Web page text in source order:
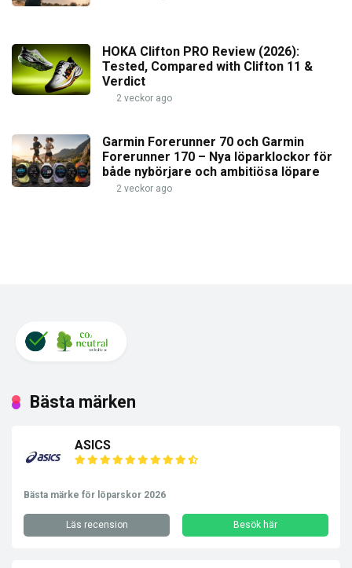
HOKA Clifton PRO Review (2026):
Tested, Compared with Clifton 11 &
Verdict
2 veckor ago
Garmin Forerunner 70 och Garmin
Forerunner 170 – Nya löparklockor för
både nybörjare och ambitiösa löpare
2 veckor ago
Bästa märken
ASICS
Bästa märke för löparskor 2026
Läs recension Besök här